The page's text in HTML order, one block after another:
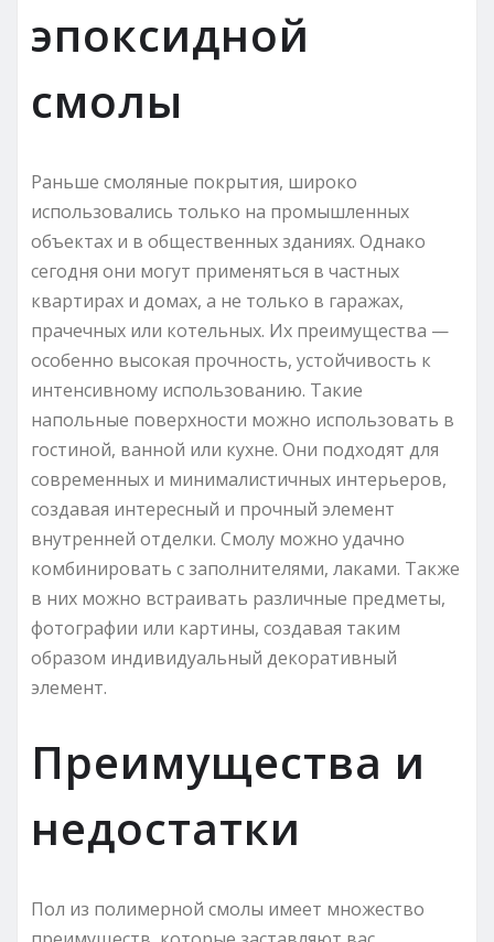
эпоксидной
смолы
Раньше смоляные покрытия, широко
использовались только на промышленных
объектах и в общественных зданиях. Однако
сегодня они могут применяться в частных
квартирах и домах, а не только в гаражах,
прачечных или котельных. Их преимущества —
особенно высокая прочность, устойчивость к
интенсивному использованию. Такие
напольные поверхности можно использовать в
гостиной, ванной или кухне. Они подходят для
современных и минималистичных интерьеров,
создавая интересный и прочный элемент
внутренней отделки. Смолу можно удачно
комбинировать с заполнителями, лаками. Также
в них можно встраивать различные предметы,
фотографии или картины, создавая таким
образом индивидуальный декоративный
элемент.
Преимущества и
недостатки
Пол из полимерной смолы имеет множество